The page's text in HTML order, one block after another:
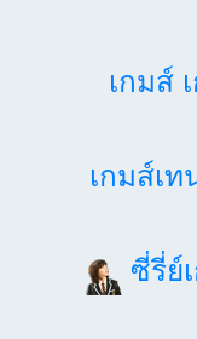
เกมส์
เกมส์เ
ซี่รี่ย์